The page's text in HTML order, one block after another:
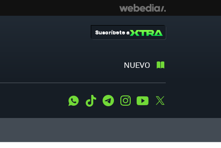
NUEVO
Suscríbete a
WhatsApp
Tiktok TelegramInstagramYoutube